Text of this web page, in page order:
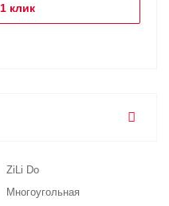
клик
ZiLi Do
Многоугольная